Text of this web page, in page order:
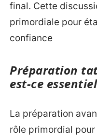
final. Cette
primordiale pour
confiance
Préparation
est-ce
La préparation
rôle primordial